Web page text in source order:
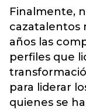
Finalmente,
cazatalentos
años las
perfiles que
para liderar
quienes se